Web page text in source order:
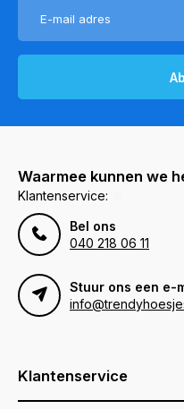
Waarmee kunnen we
Klantenservice:
Bel ons
040 218 06 11
Stuur ons een e-
Klantenservice